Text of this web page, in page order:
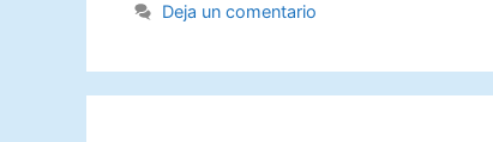
Deja un comentario